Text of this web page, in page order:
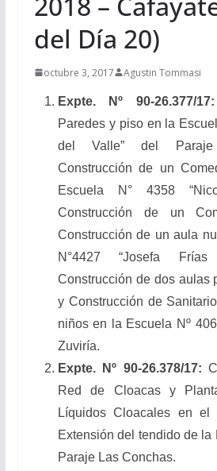
del Día 20)
octubre 3, 2017 Agustin Tommasi
Expte. Nº 90-26.377/
Paredes y piso en la
del Valle” del Paraje
Construcción de un
Escuela N° 4358
Construcción de un
Construcción de un aula
N°4427 “Josefa Frías
Construcción de dos aulas
y Construcción de
niños en la Escuela Nº
Zuviría.
Expte. Nº 90-26.378/17:
Red de Cloacas y
Líquidos Cloacales en el
Extensión del tendido de la
Paraje Las Conchas.